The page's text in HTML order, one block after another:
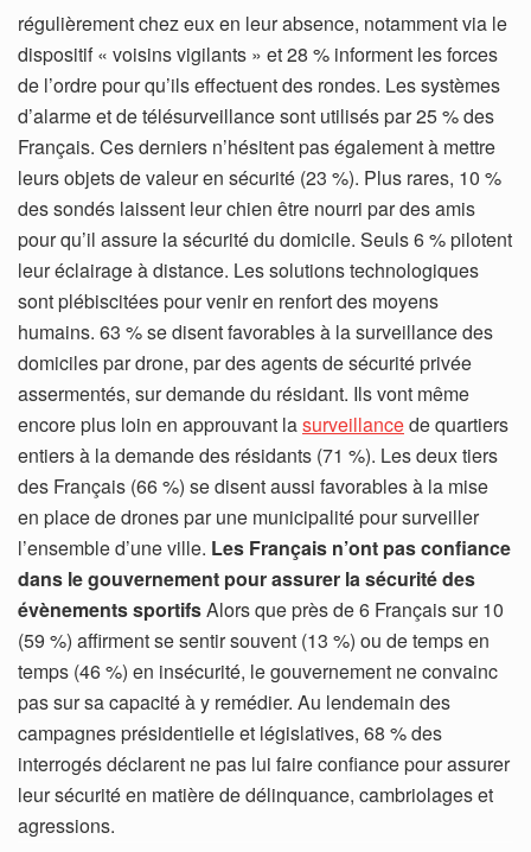
régulièrement chez eux en leur absence, notamment via le
dispositif « voisins vigilants » et 28 % informent les forces
de l’ordre pour qu’ils effectuent des rondes. Les systèmes
d’alarme et de télésurveillance sont utilisés par 25 % des
Français. Ces derniers n’hésitent pas également à mettre
leurs objets de valeur en sécurité (23 %). Plus rares, 10 %
des sondés laissent leur chien être nourri par des amis
pour qu’il assure la sécurité du domicile. Seuls 6 % pilotent
leur éclairage à distance. Les solutions technologiques
sont plébiscitées pour venir en renfort des moyens
humains. 63 % se disent favorables à la surveillance des
domiciles par drone, par des agents de sécurité privée
assermentés, sur demande du résidant. Ils vont même
encore plus loin en approuvant lasurveillancede quartiers
entiers à la demande des résidants (71 %). Les deux tiers
des Français (66 %) se disent aussi favorables à la mise
en place de drones par une municipalité pour surveiller
l’ensemble d’une ville. Les Français n’ont pas confiance
dans le gouvernement pour assurer la sécurité des
évènements sportifsAlors que près de 6 Français sur 10
(59 %) affirment se sentir souvent (13 %) ou de temps en
temps (46 %) en insécurité, le gouvernement ne convainc
pas sur sa capacité à y remédier. Au lendemain des
campagnes présidentielle et législatives, 68 % des
interrogés déclarent ne pas lui faire confiance pour assurer
leur sécurité en matière de délinquance, cambriolages et
agressions.